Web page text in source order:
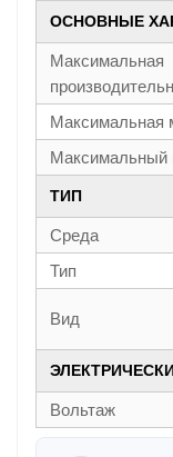
ОСНОВНЫЕ
Максимальная
Максимальная
Максимальный
ТИП
Среда
Тип
Вид
Вольтаж